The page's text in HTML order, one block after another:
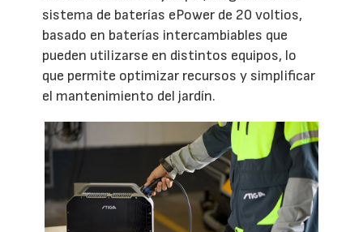
sistema de baterías ePower de 20 voltios,
basado en baterías intercambiables que
pueden utilizarse en distintos equipos, lo
que permite optimizar recursos y simplificar
el mantenimiento del jardín.